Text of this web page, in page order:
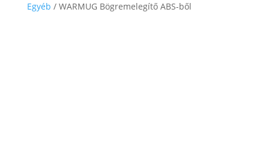
Egyéb / WARMUG Bögremelegítő ABS-ből